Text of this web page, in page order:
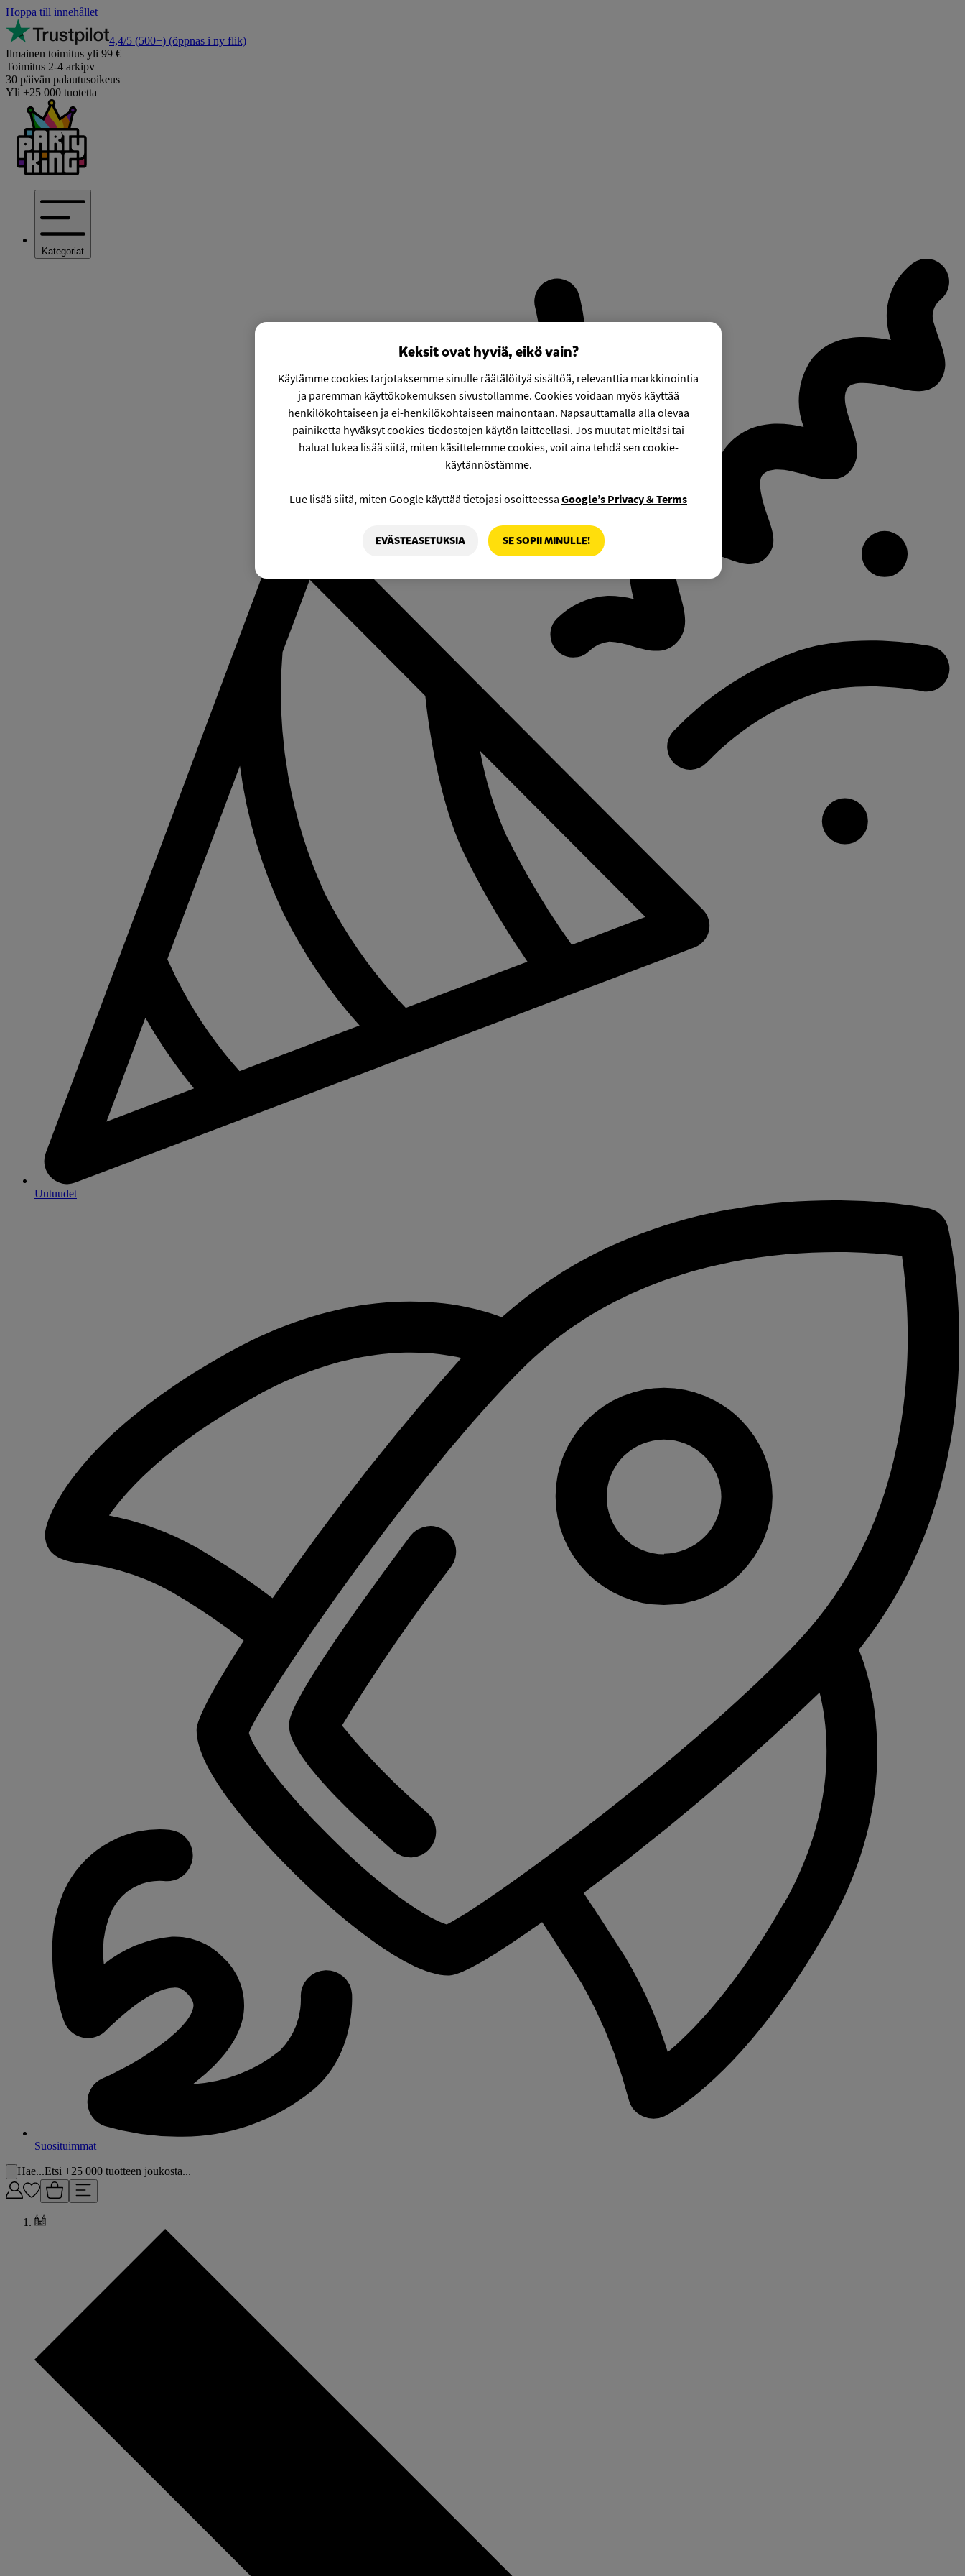
Hoppa till innehållet
4,4/5 (500+) (öppnas i ny flik)
Ilmainen toimitus yli 99 €
Toimitus 2-4 arkipv
30 päivän palautusoikeus
Yli +25 000 tuotetta
Kategoriat
Uutuudet
Suosituimmat
Hae...Etsi +25 000 tuotteen joukosta...
Keksit ovat hyviä, eikö vain?
Käytämme cookies tarjotaksemme sinulle räätälöityä sisältöä, relevanttia markkinointia
ja paremman käyttökokemuksen sivustollamme. Cookies voidaan myös käyttää
henkilökohtaiseen ja ei-henkilökohtaiseen mainontaan. Napsauttamalla alla olevaa
painiketta hyväksyt cookies-tiedostojen käytön laitteellasi. Jos muutat mieltäsi tai
haluat lukea lisää siitä, miten käsittelemme cookies, voit aina tehdä sen cookie-
käytännöstämme.
Lue lisää siitä, miten Google käyttää tietojasi osoitteessa Google’s Privacy & Terms
EVÄSTEASETUKSIA SE SOPII MINULLE!